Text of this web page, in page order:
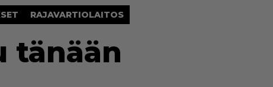
RAJAVARTIOLAITOS
tänään